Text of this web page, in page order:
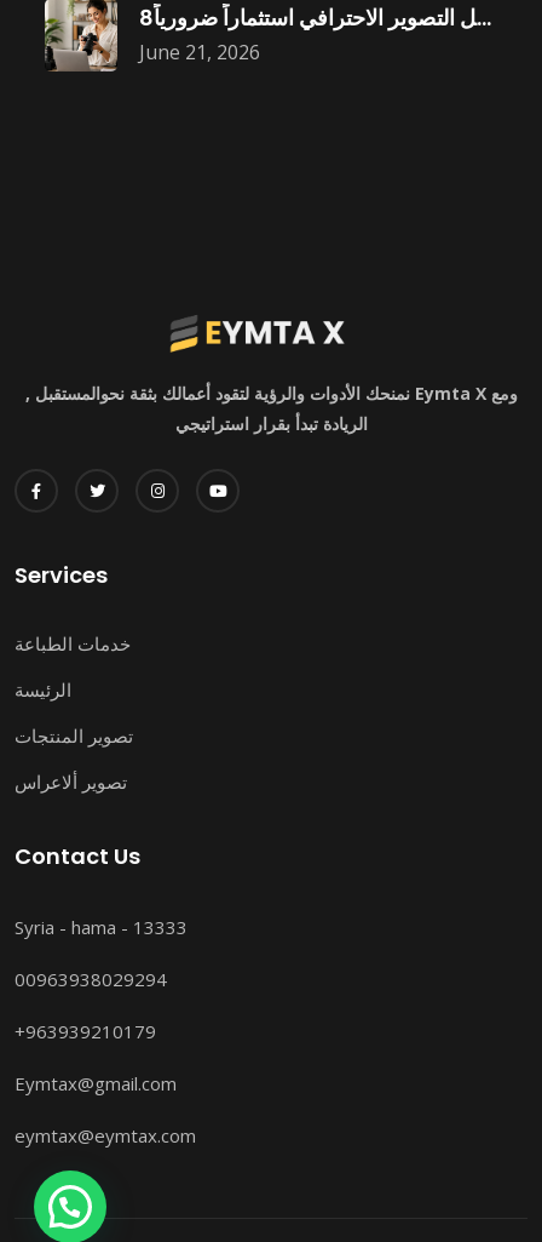
June 21, 2026
8أسباب تجعل التصوير الاحترافي استثماراً ضرورياً
ومع Eymta X نمنحك الأدوات والرؤية لتقود أعمالك بثقة نحوالمستقبل ,
الريادة تبدأ بقرار استراتيجي
Services
خدمات الطباعة
الرئيسة
تصوير المنتجات
تصوير ألاعراس
Contact Us
Syria - hama - 13333
00963938029294
+963939210179
Eymtax@gmail.com
eymtax@eymtax.com